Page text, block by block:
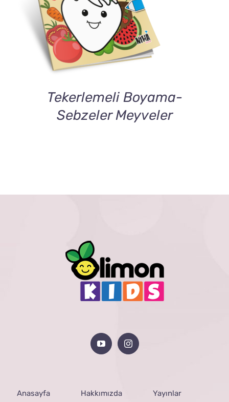
DETAILS
Tekerlemeli Boyama-
Sebzeler Meyveler
Anasayfa Hakkımızda Yayınlar